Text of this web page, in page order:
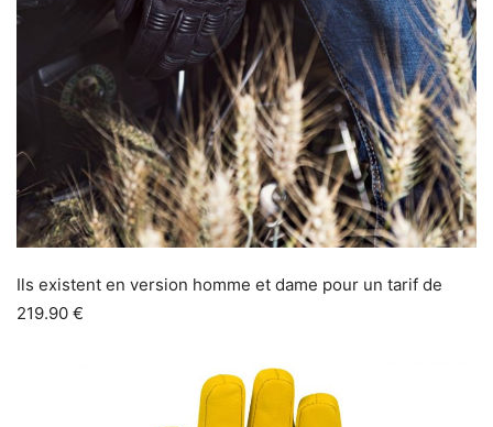
Ils existent en version homme et dame pour un tarif de
219.90 €